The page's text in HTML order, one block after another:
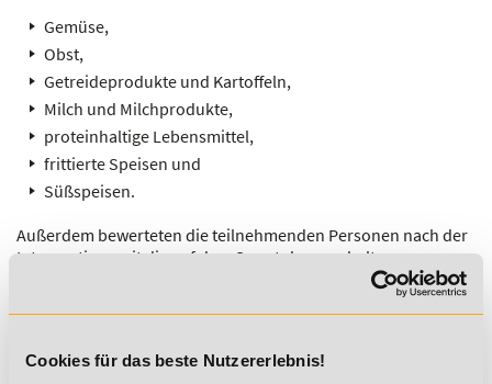
Cookies für das beste Nutzererlebnis!
Gemüse,
Obst,
Getreideprodukte und Kartoffeln,
Milch und Milchprodukte,
proteinhaltige Lebensmittel,
frittierte Speisen und
Süßspeisen.
Außerdem bewerteten die teilnehmenden Personen nach der
Interventionszeit die auf dem Smartphone erhaltenen
Die Auswertungen aller Daten ergab, dass die
mehr Gemüse aßen und zusätzlich eine höhere Farbvielfalt auf